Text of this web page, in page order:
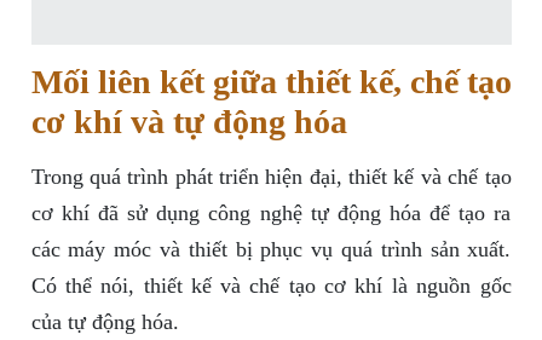
Mối liên kết giữa thiết kế, chế tạo
cơ khí và tự động hóa
Trong quá trình phát triển hiện đại, thiết kế và chế tạo
cơ khí đã sử dụng công nghệ tự động hóa để tạo ra
các máy móc và thiết bị phục vụ quá trình sản xuất.
Có thể nói, thiết kế và chế tạo cơ khí là nguồn gốc
của tự động hóa.